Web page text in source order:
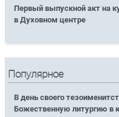
Первый выпускной акт на
в Духовном центре
Популярное
В день своего
Божественную литургию в